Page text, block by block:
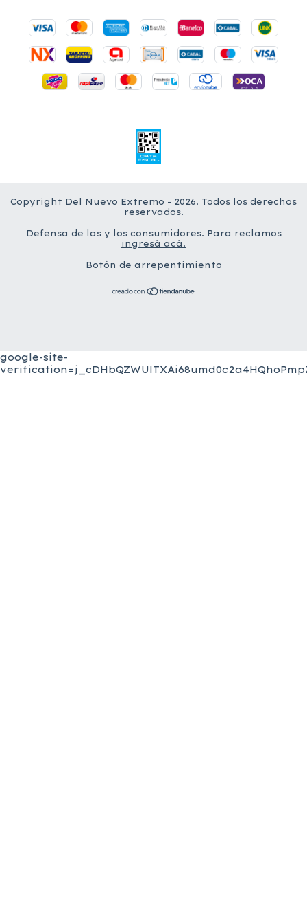
Copyright Del Nuevo Extremo - 2026. Todos los derechos
reservados.
Defensa de las y los consumidores. Para reclamos
ingresá acá.
Botón de arrepentimiento
google-site-